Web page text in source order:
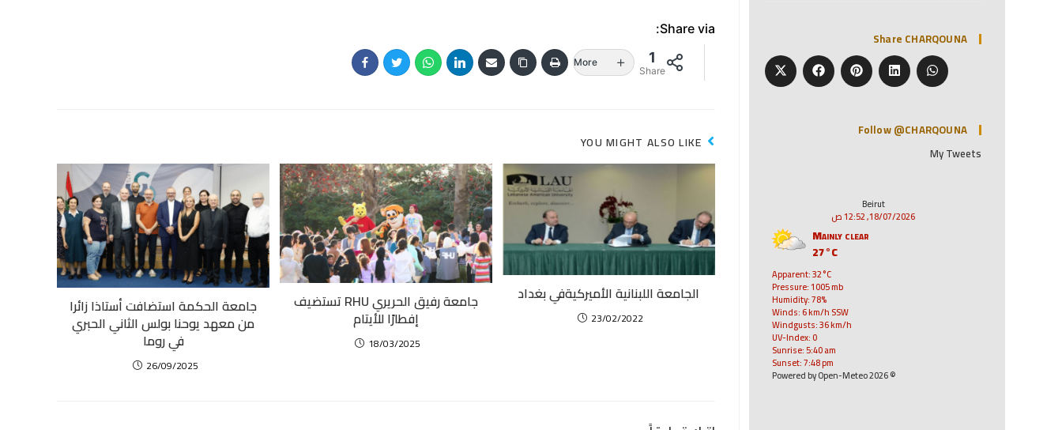
Share via:
1
Share
More
YOU MIGHT ALSO LIKE
جامعة الحكمة استضافت أستاذا زائرا
من معهد يوحنا بولس الثاني الحبري
في روما
26/09/2025
جامعة رفيق الحريري RHU تستضيف
إفطارًا للأيتام
18/03/2025
الجامعة اللبنانية الأميركيةفي بغداد
23/02/2022
Share CHARQOUNA
Follow @CHARQOUNA
My Tweets
Beirut
18/07/2026, 12:52 ص
Mainly clear
27°C
Apparent: 32°C
Pressure: 1005 mb
Humidity: 78%
Winds: 6 km/h SSW
Windgusts: 36 km/h
UV-Index: 0
Sunrise: 5:40 am
Sunset: 7:48 pm
© 2026 Powered by Open-Meteo